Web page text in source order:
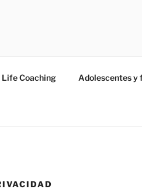
Life Coaching Adolescentes y